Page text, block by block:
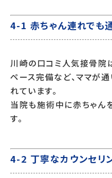
4-1 赤ちゃん連れでも
川崎の口コミ人気接骨院
ペース完備など、ママが
れています。
当院も施術中に赤ちゃん
す。
4-2 丁寧なカウンセリ